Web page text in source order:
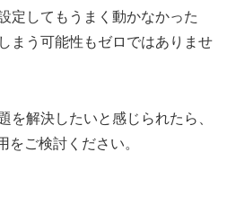
定してもうまく動かなかった
まう可能性もゼロではありませ
を解決したいと感じられたら、
をご検討ください。